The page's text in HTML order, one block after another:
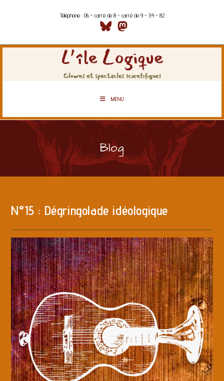
Téléphone : 06 - carré de 8 - carré de 9 - 34 - 82
MENU
Blog
N°15 : Dégringolade idéologique